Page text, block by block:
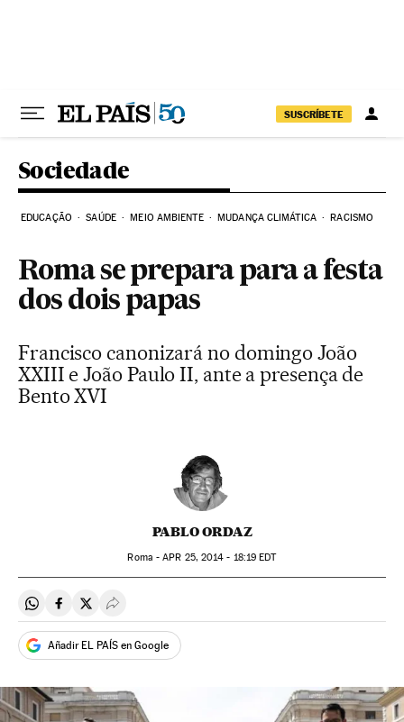
SUSCRÍBETE
Sociedade
EDUCAÇÃO SAÚDE MEIO AMBIENTE MUDANÇA CLIMÁTICA RACISMO
Roma se prepara para a festa
dos dois papas
Francisco canonizará no domingo João
XXIII e João Paulo II, ante a presença de
Bento XVI
PABLO ORDAZ
Roma -APR 25, 2014 - 18:19 EDT
Compartir en Whatsapp
Compartir en Facebook
Compartir en Twitter
Desplegar Redes Sociales
Añadir EL PAÍS en Google